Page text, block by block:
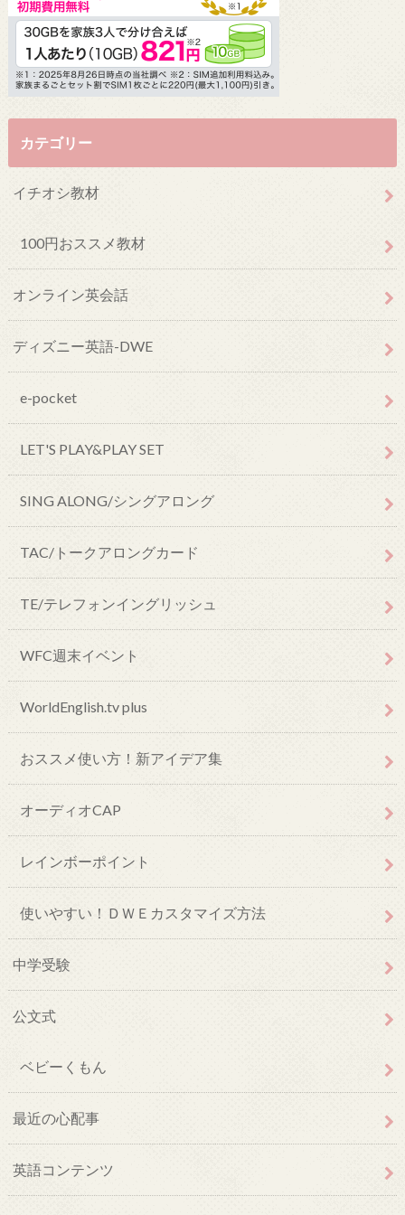
カテゴリー
イチオシ教材
100円おススメ教材
オンライン英会話
ディズニー英語-DWE
e-pocket
LET'S PLAY&PLAY SET
SING ALONG/シングアロング
TAC/トークアロングカード
TE/テレフォンイングリッシュ
WFC週末イベント
WorldEnglish.tv plus
おススメ使い方！新アイデア集
オーディオCAP
レインボーポイント
使いやすい！ＤＷＥカスタマイズ方法
中学受験
公文式
ベビーくもん
最近の心配事
英語コンテンツ